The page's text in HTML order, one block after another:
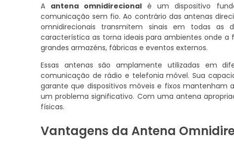
A antena omnidirecional é um dispositivo
comunicação sem fio. Ao contrário das antenas
omnidirecionais transmitem sinais em todas as
característica as torna ideais para ambientes onde a
grandes armazéns, fábricas e eventos externos.
Essas antenas são amplamente utilizadas em
comunicação de rádio e telefonia móvel. Sua
garante que dispositivos móveis e fixos
um problema significativo. Com uma antena
físicas.
Vantagens da Antena